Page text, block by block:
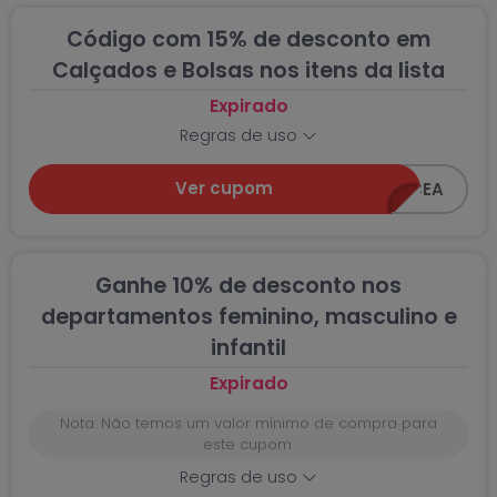
Código com 15% de desconto em
Calçados e Bolsas nos itens da lista
Expirado
Regras de uso
Ver cupom 15OFF-CEA
Ganhe 10% de desconto nos
departamentos feminino, masculino e
infantil
Expirado
Nota: Não temos um valor mínimo de compra para
este cupom.
Regras de uso